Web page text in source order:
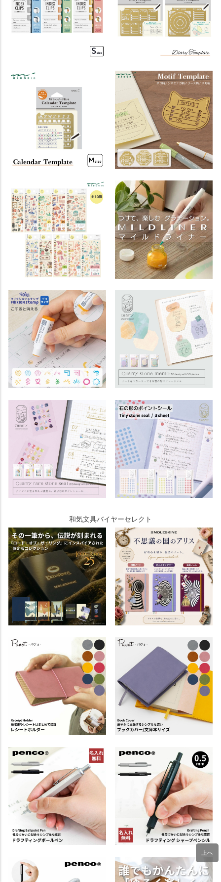
和気文具バイヤーセレクト